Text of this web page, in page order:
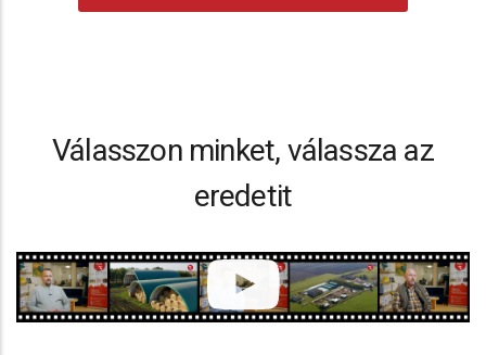
Válasszon minket, válassza az
eredetit